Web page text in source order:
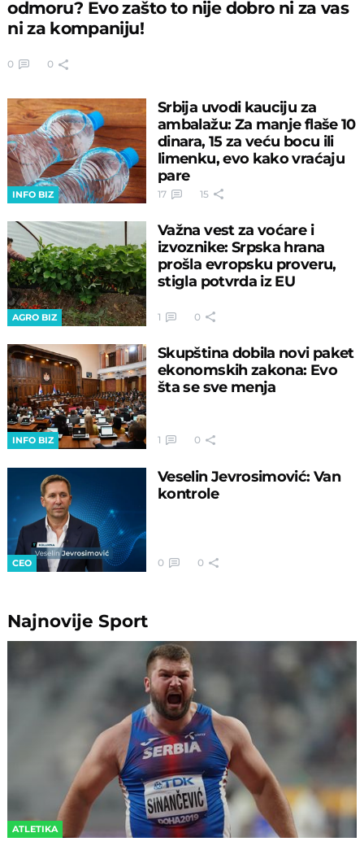
odmoru? Evo zašto to nije dobro ni za vas
ni za kompaniju!
0 0
INFO BIZ
Srbija uvodi kauciju za
ambalažu: Za manje flaše 10
dinara, 15 za veću bocu ili
limenku, evo kako vraćaju
pare
17 15
AGRO BIZ
Važna vest za voćare i
izvoznike: Srpska hrana
prošla evropsku proveru,
stigla potvrda iz EU
1 0
INFO BIZ
Skupština dobila novi paket
ekonomskih zakona: Evo
šta se sve menja
1 0
CEO
Veselin Jevrosimović: Van
kontrole
0 0
NajnovijeSport
ATLETIKA